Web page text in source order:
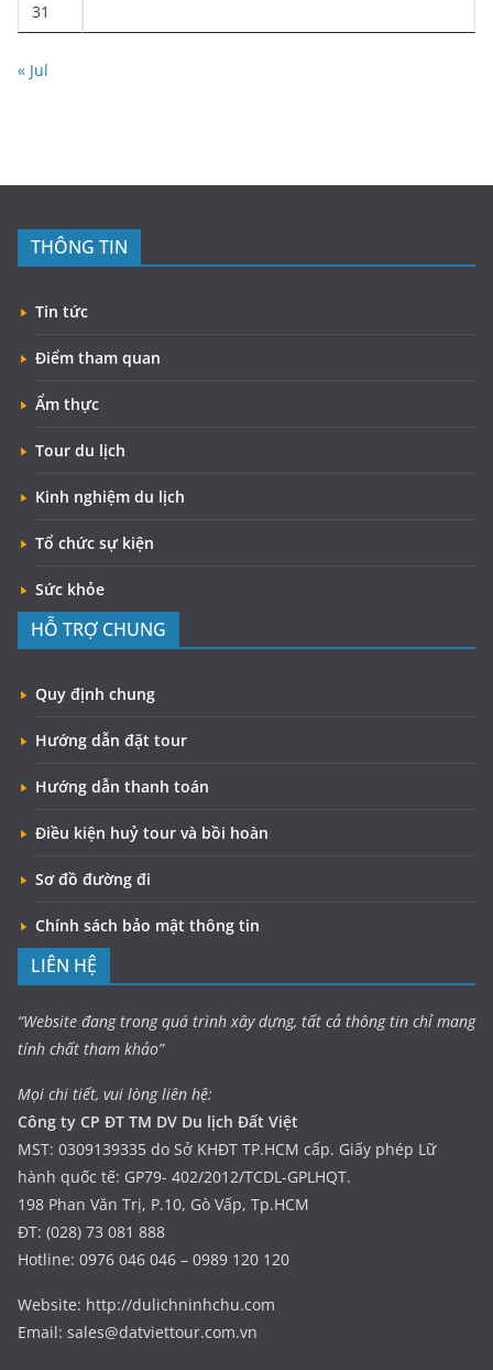
31
« Jul
THÔNG TIN
Tin tức
Điểm tham quan
Ẩm thực
Tour du lịch
Kinh nghiệm du lịch
Tổ chức sự kiện
Sức khỏe
HỖ TRỢ CHUNG
Quy định chung
Hướng dẫn đặt tour
Hướng dẫn thanh toán
Điều kiện huỷ tour và bồi hoàn
Sơ đồ đường đi
Chính sách bảo mật thông tin
LIÊN HỆ
“Website đang trong quá trình xây dựng, tất cả thông tin chỉ mang
tính chất tham khảo”
Mọi chi tiết, vui lòng liên hệ:
Công ty CP ĐT TM DV Du lịch Đất Việt
MST: 0309139335 do Sở KHĐT TP.HCM cấp. Giấy phép Lữ
hành quốc tế: GP79- 402/2012/TCDL-GPLHQT.
198 Phan Văn Trị, P.10, Gò Vấp, Tp.HCM
ĐT: (028) 73 081 888
Hotline: 0976 046 046 – 0989 120 120
Website: http://dulichninhchu.com
Email: sales@datviettour.com.vn